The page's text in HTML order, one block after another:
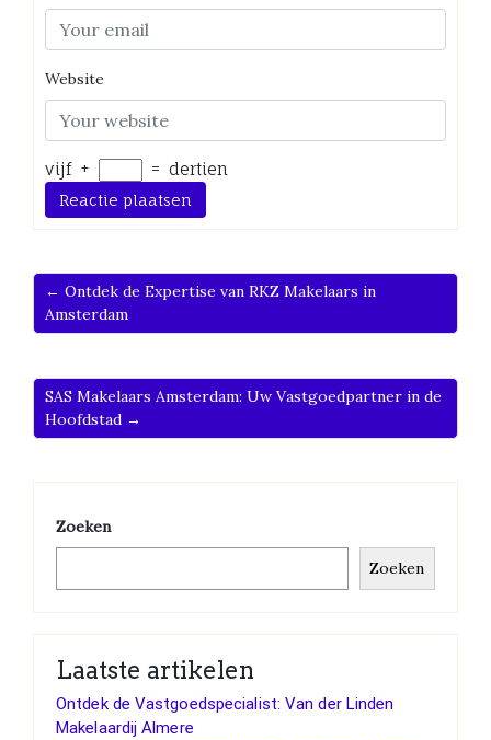
Website
vijf + = dertien
← Ontdek de Expertise van RKZ Makelaars in
Amsterdam
SAS Makelaars Amsterdam: Uw Vastgoedpartner in de
Hoofdstad →
Zoeken
Zoeken
Laatste artikelen
Ontdek de Vastgoedspecialist: Van der Linden
Makelaardij Almere